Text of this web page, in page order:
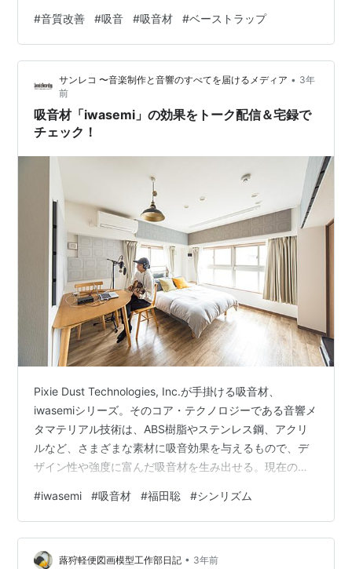
二等辺三角形の形に設置することで全面が吸音面に。入
隅（壁と床との内側の角）をフラット面とし、より低音
域への効果を上げることができたという。 ラージタイプ
（重量7kg）は広範囲でしっかりと吸音したい場合に適
し、ス…
#音質改善 #吸音 #吸音材 #ベーストラップ
サンレコ 〜音楽制作と音響のすべてを届けるメディア • 3年
前
吸音材「iwasemi」の効果をトーク配信＆宅録で
チェック！
Pixie Dust Technologies, Inc.が手掛ける吸音材、
iwasemiシリーズ。そのコア・テクノロジーである音響メ
タマテリアル技術は、ABS樹脂やステンレス鋼、アクリ
ルなど、さまざまな素材に吸音効果を与えるもので、デ
ザイン性や強度に富んだ吸音材を生み出せる。現在のラ
絞った硬質吸音材、iwasemi RC-α、HX-α、SQ-αの3製
品である。前者2つは透明なので、ガラスに貼ることもで
きる。上の写真をご覧の通り、グラスウールやウレタン
を使った吸音材とは異なり、設置する空間になじむ意匠
#iwasemi #吸音材 #福田聡 #シンリズム
蕗狩軽便図画模型工作部日記 • 3年前